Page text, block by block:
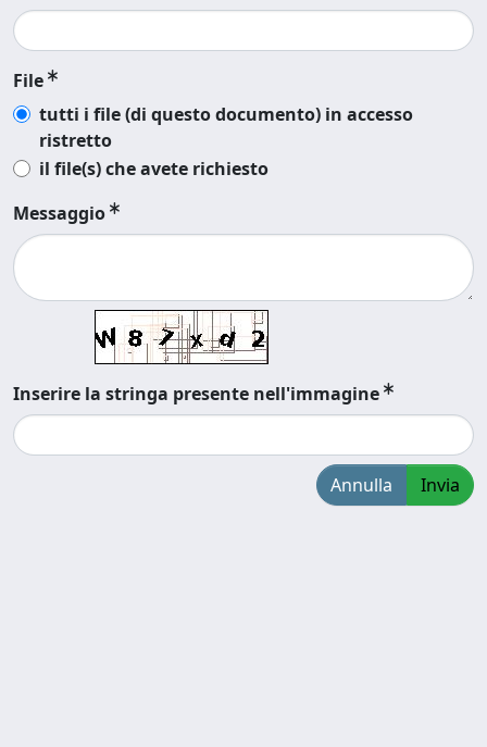
File
tutti i file (di questo documento) in accesso
ristretto
il file(s) che avete richiesto
Messaggio
Inserire la stringa presente nell'immagine
Annulla Invia